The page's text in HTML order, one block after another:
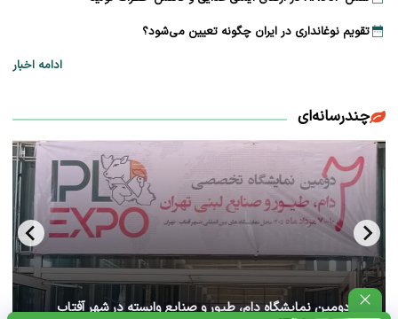
تقویم نوغانداری در ایران چگونه تعیین می‌شود؟
ادامه اخبار
چندرسانه‌ای
آغاز دومین نمایشگاه دام، طیور و صنایع وابسته در شهر آفتاب